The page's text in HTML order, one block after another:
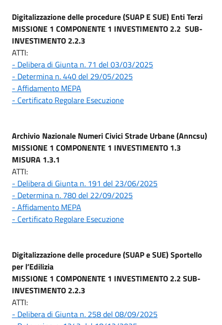
Digitalizzazione delle procedure (SUAP E SUE) Enti Terzi
MISSIONE 1 COMPONENTE 1 INVESTIMENTO 2.2 SUB-
INVESTIMENTO 2.2.3
ATTI:
- Delibera di Giunta n. 71 del 03/03/2025
- Determina n. 440 del 29/05/2025
- Affidamento MEPA
- Certificato Regolare Esecuzione
Archivio Nazionale Numeri Civici Strade Urbane (Anncsu)
MISSIONE 1 COMPONENTE 1 INVESTIMENTO 1.3
MISURA 1.3.1
ATTI:
- Delibera di Giunta n. 191 del 23/06/2025
- Determina n. 780 del 22/09/2025
- Affidamento MEPA
- Certificato Regolare Esecuzione
Digitalizzazione delle procedure (SUAP e SUE) Sportello
per l’Edilizia
MISSIONE 1 COMPONENTE 1 INVESTIMENTO 2.2 SUB-
INVESTIMENTO 2.2.3
ATTI:
- Delibera di Giunta n. 258 del 08/09/2025